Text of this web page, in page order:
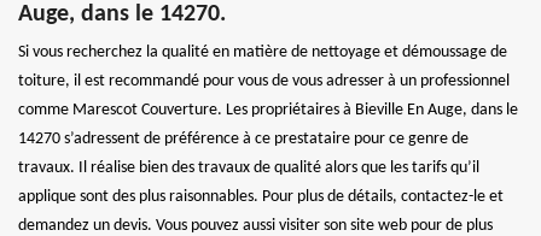
Auge, dans le 14270.
Si vous recherchez la qualité en matière de nettoyage et démoussage de
toiture, il est recommandé pour vous de vous adresser à un professionnel
comme Marescot Couverture. Les propriétaires à Bieville En Auge, dans le
14270 s’adressent de préférence à ce prestataire pour ce genre de
travaux. Il réalise bien des travaux de qualité alors que les tarifs qu’il
applique sont des plus raisonnables. Pour plus de détails, contactez-le et
demandez un devis. Vous pouvez aussi visiter son site web pour de plus